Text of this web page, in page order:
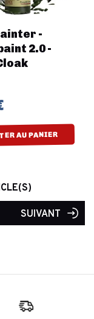
-
2.0 -
AU PANIER
SUIVANT